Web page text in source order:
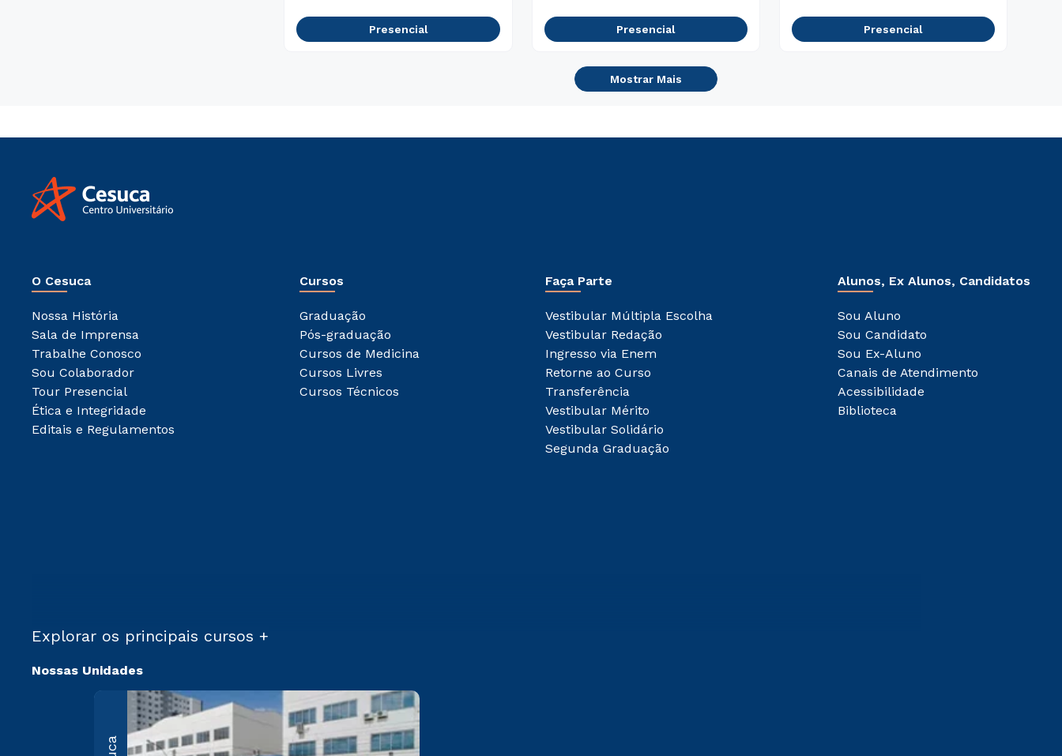
Presencial Presencial Presencial
Mostrar Mais
O Cesuca
Nossa História
Sala de Imprensa
Trabalhe Conosco
Sou Colaborador
Tour Presencial
Ética e Integridade
Editais e Regulamentos
Cursos
Graduação
Pós-graduação
Cursos de Medicina
Cursos Livres
Cursos Técnicos
Faça Parte
Vestibular Múltipla Escolha
Vestibular Redação
Ingresso via Enem
Retorne ao Curso
Transferência
Vestibular Mérito
Vestibular Solidário
Segunda Graduação
Alunos, Ex Alunos, Candidatos
Sou Aluno
Sou Candidato
Sou Ex-Aluno
Canais de Atendimento
Acessibilidade
Biblioteca
Explorar os principais cursos +
Nossas Unidades